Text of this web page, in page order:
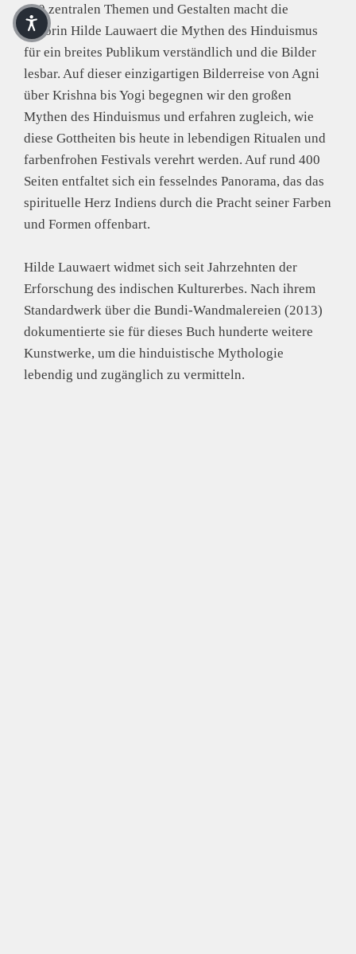
120 zentralen Themen und Gestalten macht die
Autorin Hilde Lauwaert die Mythen des Hinduismus
für ein breites Publikum verständlich und die Bilder
lesbar. Auf dieser einzigartigen Bilderreise von Agni
über Krishna bis Yogi begegnen wir den großen
Mythen des Hinduismus und erfahren zugleich, wie
diese Gottheiten bis heute in lebendigen Ritualen und
farbenfrohen Festivals verehrt werden. Auf rund 400
Seiten entfaltet sich ein fesselndes Panorama, das das
spirituelle Herz Indiens durch die Pracht seiner Farben
und Formen offenbart.
Hilde Lauwaert widmet sich seit Jahrzehnten der
Erforschung des indischen Kulturerbes. Nach ihrem
Standardwerk über die Bundi-Wandmalereien (2013)
dokumentierte sie für dieses Buch hunderte weitere
Kunstwerke, um die hinduistische Mythologie
lebendig und zugänglich zu vermitteln.